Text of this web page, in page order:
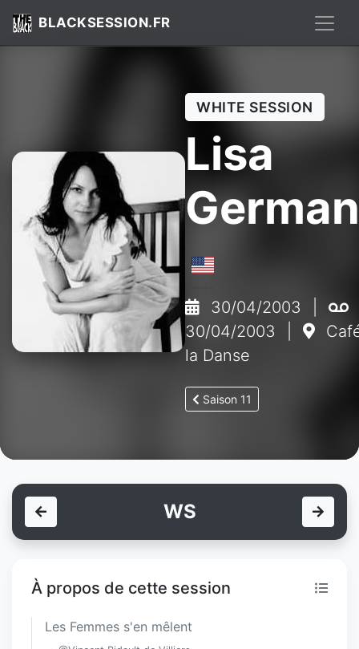
BLACKSESSION.FR
WHITE SESSION
Lisa
30/04/2003
30/04/2003
la Danse
Saison 11
WS
À propos de cette session
Les Femmes s'en mêlent